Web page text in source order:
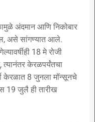
अंदमान आणि निकोबार
असे सांगण्यात आले.
18 मे रोजी
त्यानंतर केरळपर्यंतचा
केरळात 8 जुनला मॉन्सूनचे
19 जुलै ही तारीख